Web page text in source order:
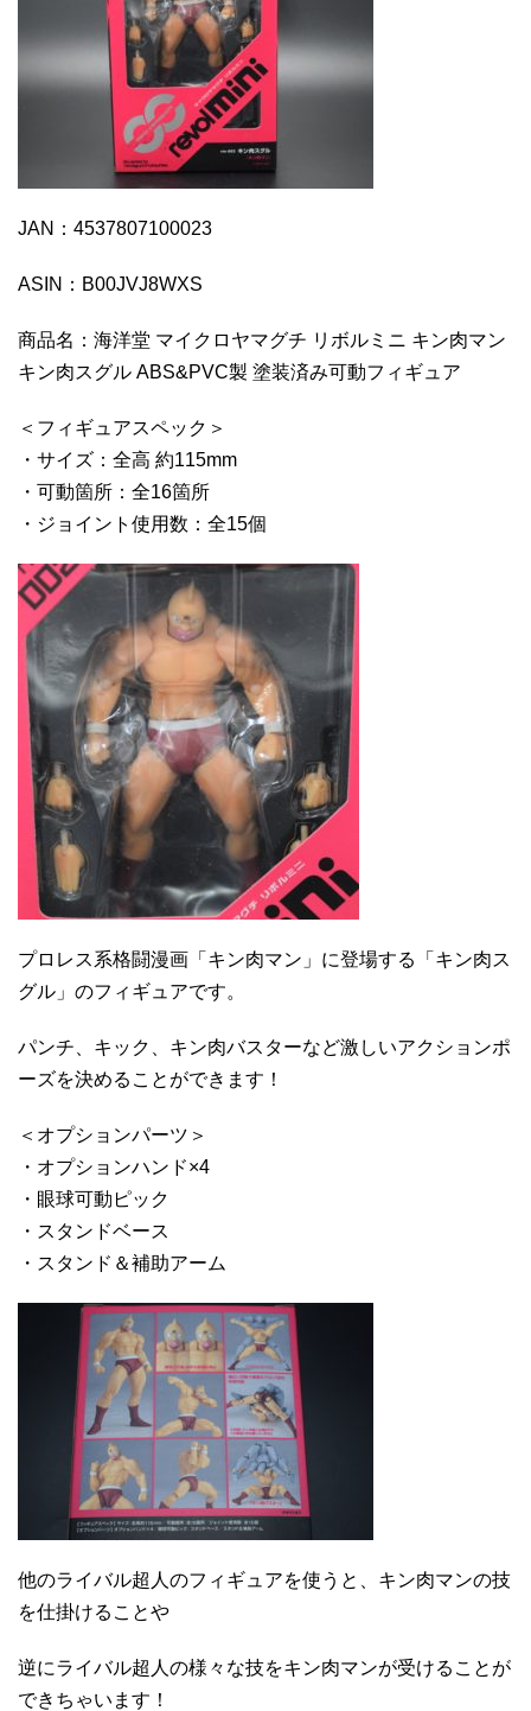
JAN：4537807100023
ASIN：B00JVJ8WXS
商品名：海洋堂 マイクロヤマグチ リボルミニ キン肉マン
キン肉スグル ABS&PVC製 塗装済み可動フィギュア
＜フィギュアスペック＞
・サイズ：全高 約115mm
・可動箇所：全16箇所
・ジョイント使用数：全15個
プロレス系格闘漫画「キン肉マン」に登場する「キン肉ス
グル」のフィギュアです。
パンチ、キック、キン肉バスターなど激しいアクションポ
ーズを決めることができます！
＜オプションパーツ＞
・オプションハンド×4
・眼球可動ピック
・スタンドベース
・スタンド＆補助アーム
他のライバル超人のフィギュアを使うと、キン肉マンの技
を仕掛けることや
逆にライバル超人の様々な技をキン肉マンが受けることが
できちゃいます！